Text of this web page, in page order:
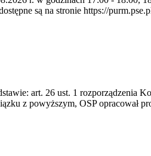
są na stronie https://
art. 26 ust. 1 rozporządzenia
z powyższym, OSP opracował